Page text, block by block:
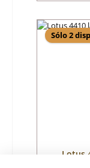
Sólo 2
Lotus